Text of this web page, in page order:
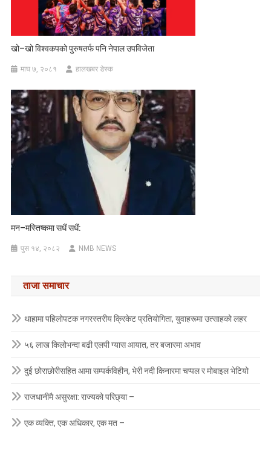
खो–खो विश्वकपको पुरुषतर्फ पनि नेपाल उपविजेता
माघ ७, २०८१ हालखबर डेस्क
मन–मस्तिष्कमा सधैं सधैं:
पुस १४, २०८२ NMB NEWS
ताजा समाचार
थाहामा पहिलोपटक नगरस्तरीय क्रिकेट प्रतियोगिता, युवाहरूमा उत्साहको लहर
५६ लाख किलोभन्दा बढी एलपी ग्यास आयात, तर बजारमा अभाव
दुई छोराछोरीसहित आमा सम्पर्कविहीन, भेरी नदी किनारमा चप्पल र मोबाइल भेटियो
राजधानीमै असुरक्षा: राज्यको परिछ्या –
एक व्यक्ति, एक अधिकार, एक मत –